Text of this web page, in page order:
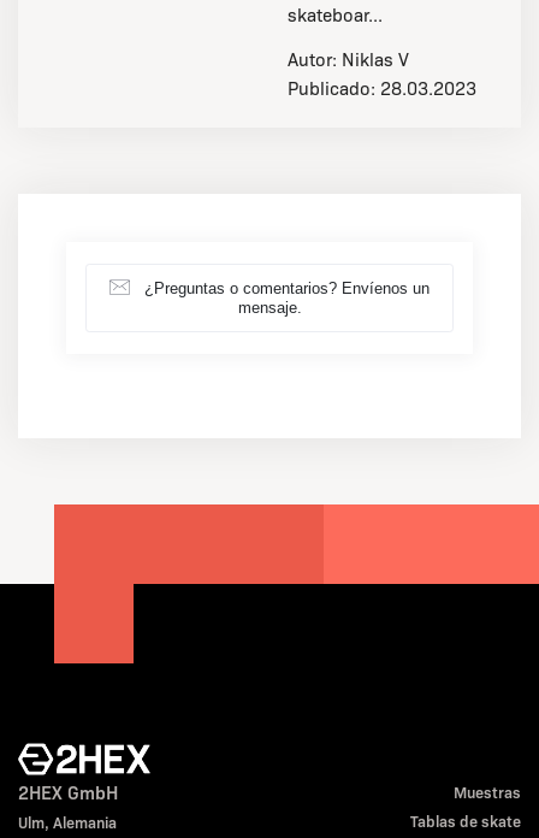
skateboar...
Autor: Niklas V
Publicado: 28.03.2023
mensaje.
2HEX GmbH
Ulm, Alemania
Muestras
Tablas de skate